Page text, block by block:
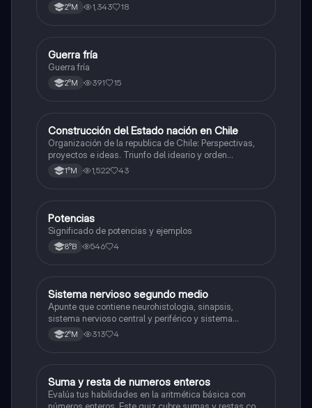
2°M 1,343 18
Historia
Guerra fría
Guerra fría
2°M 391 15
Historia
Construcción del Estado nación en Chile
Organización de la republica de Chile: Perspectivas,
proyectos e ideas. Triunfo del ideario y orden
conservador. Constitución de 1833. "Era Portaliana"
1°M 1,522 43
Matemáticas
Potencias
Significado de potencias y ejemplos
8°B 546 4
Biología
Sistema nervioso segundo medio
Apunte que contiene neurohistologia, sinapsis,
sistema nervioso central y periférico y sistema
endocrino
2°M 313 4
SMatemáticas
Suma y resta de numeros enteros
Evalúa tus habilidades en la aritmética básica con